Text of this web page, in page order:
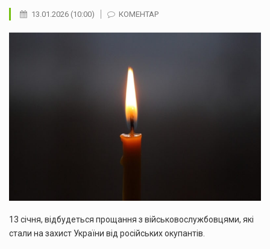
13.01.2026 (10:00) КОМЕНТАР
13 січня, відбудеться прощання з військовослужбовцями, які
стали на захист України від російських окупантів.